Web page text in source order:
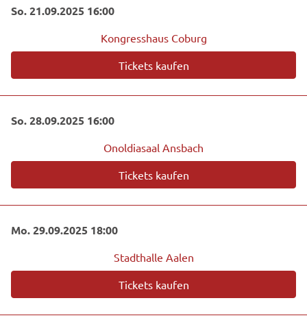
So. 21.09.2025 16:00
Kongresshaus Coburg
Tickets kaufen
So. 28.09.2025 16:00
Onoldiasaal Ansbach
Tickets kaufen
Mo. 29.09.2025 18:00
Stadthalle Aalen
Tickets kaufen